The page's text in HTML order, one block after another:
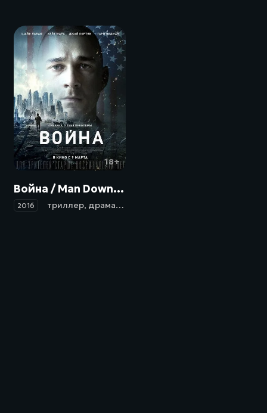
18+
Война / Man Down (2016)
2016 триллер, драма,военный